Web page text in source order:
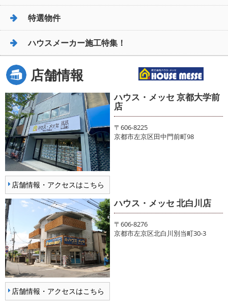
特選物件
ハウスメーカー施工特集！
店舗情報
店舗情報・アクセスはこちら
ハウス・メッセ 京都大学前
店
〒606-8225
京都市左京区田中門前町98
店舗情報・アクセスはこちら
ハウス・メッセ 北白川店
〒606-8276
京都市左京区北白川別当町30-3